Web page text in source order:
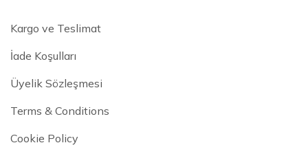
Kargo ve Teslimat
İade Koşulları
Üyelik Sözleşmesi
Terms & Conditions
Cookie Policy